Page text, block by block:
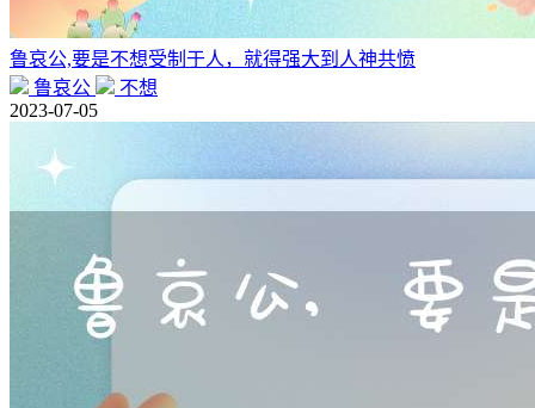
鲁哀公,要是不想受制于人，就得强大到人神共愤
鲁哀公
不想
2023-07-05